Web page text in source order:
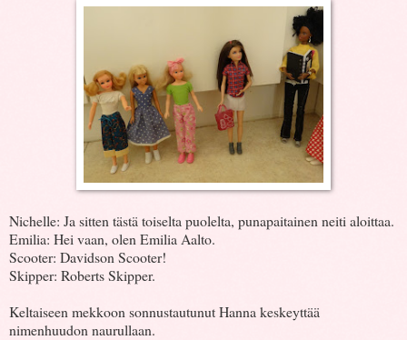
Nichelle: Ja sitten tästä toiselta puolelta, punapaitainen neiti aloittaa.
Emilia: Hei vaan, olen Emilia Aalto.
Scooter: Davidson Scooter!
Skipper: Roberts Skipper.
Keltaiseen mekkoon sonnustautunut Hanna keskeyttää
nimenhuudon naurullaan.